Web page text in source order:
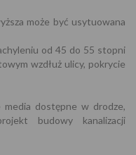
może być usytuowana
od 45 do 55 stopni
wzdłuż ulicy, pokrycie
media dostępne w drodze,
budowy kanalizacji